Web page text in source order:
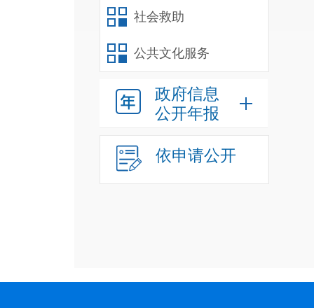
社会救助
公共文化服务
政府信息
公开年报
依申请公开